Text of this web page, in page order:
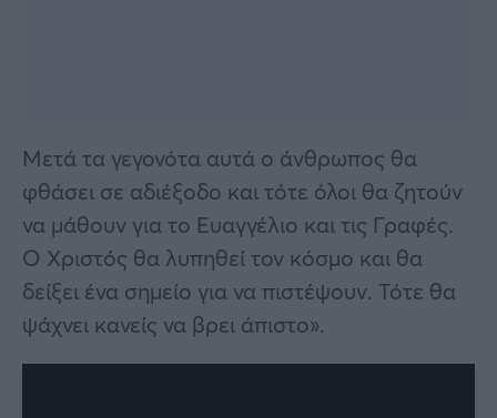
Μετά τα γεγονότα αυτά ο άνθρωπος θα
φθάσει σε αδιέξοδο και τότε όλοι θα ζητούν
να μάθουν για το Ευαγγέλιο και τις Γραφές.
Ο Χριστός θα λυπηθεί τον κόσμο και θα
δείξει ένα σημείο για να πιστέψουν. Τότε θα
ψάχνει κανείς να βρει άπιστο».